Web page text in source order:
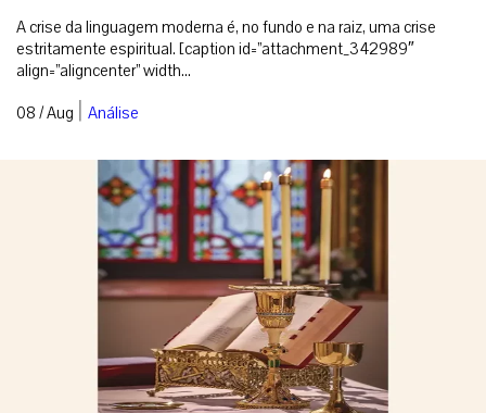
A crise da linguagem moderna é, no fundo e na raiz, uma crise
estritamente espiritual. [caption id=”attachment_342989″
align=”aligncenter” width...
08 / Aug | Análise